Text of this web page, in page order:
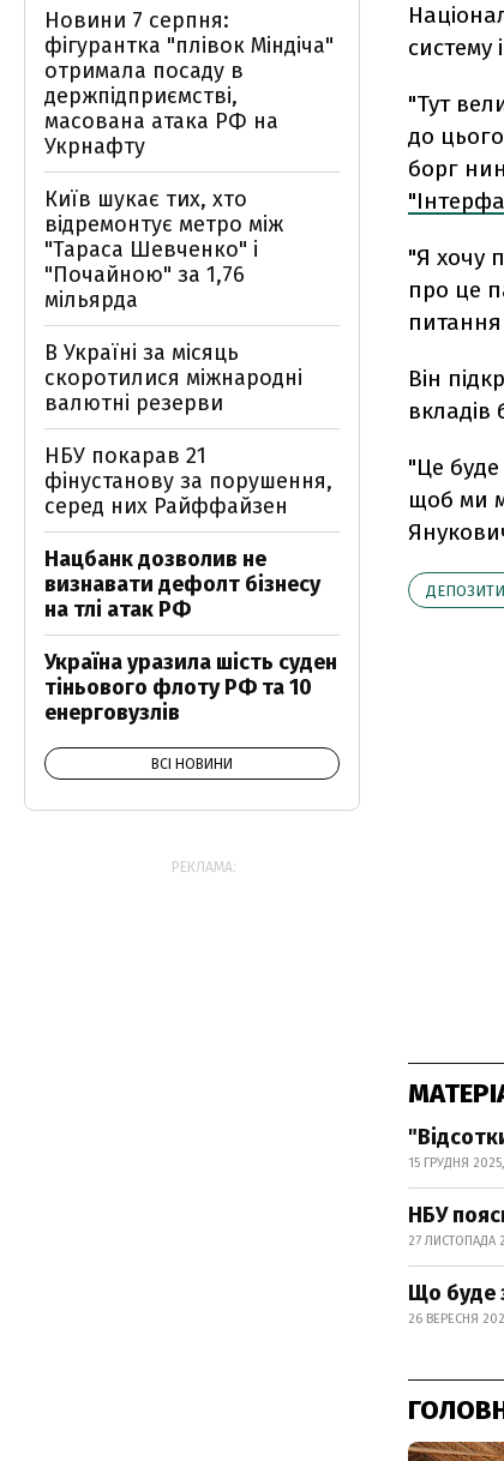
"Тут
до
борг
"Я хочу
про це
Він
вкладів
"Це буде
щоб ми
ДЕПОЗИТИ
15 ГРУДНЯ
НБУ
27 ЛИСТОПАДА
Що буде
26 ВЕРЕСНЯ
Новини 7 серпня:
фігурантка "плівок Міндіча"
отримала посаду в
держпідприємстві,
масована атака РФ на
Укрнафту
Київ шукає тих, хто
відремонтує метро між
"Тараса Шевченко" і
"Почайною" за 1,76
мільярда
В Україні за місяць
скоротилися міжнародні
валютні резерви
НБУ покарав 21
фінустанову за порушення,
серед них Райффайзен
Нацбанк дозволив не
визнавати дефолт бізнесу
на тлі атак РФ
Україна уразила шість суден
тіньового флоту РФ та 10
енерговузлів
ВСІ НОВИНИ
РЕКЛАМА: